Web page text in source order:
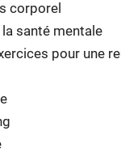
corporel
santé mentale
pour une